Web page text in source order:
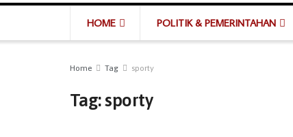
HOME POLITIK & PEMERINTAHAN
Home Tag sporty
Tag:sporty